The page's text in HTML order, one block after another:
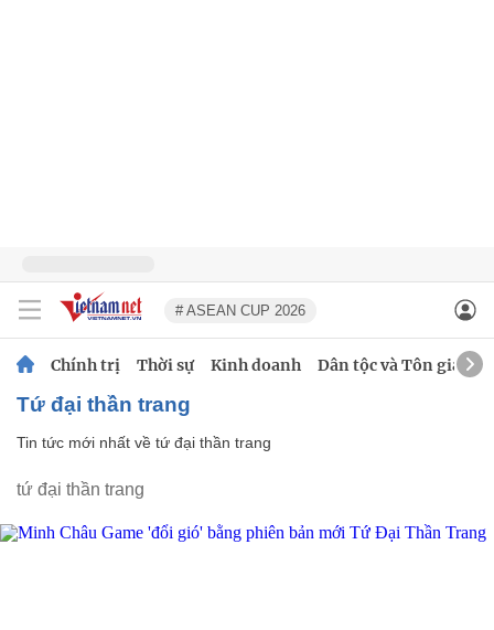
# ASEAN CUP 2026
Chính trị Thời sự Kinh doanh Dân tộc và Tôn giáo
tứ đại thần trang
Tin tức mới nhất về tứ đại thần trang
tứ đại thần trang